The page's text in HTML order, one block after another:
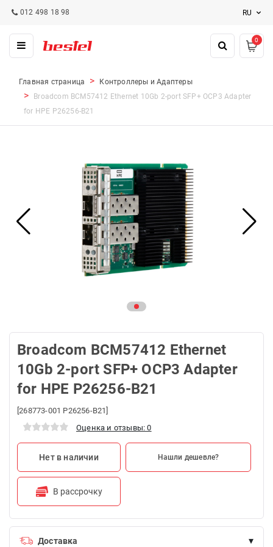
012 498 18 98 RU
0
Главная страница
Контроллеры и Адаптеры
Broadcom BCM57412 Ethernet 10Gb 2‑port SFP+ OCP3 Adapter
for HPE P26256-B21
Broadcom BCM57412 Ethernet
10Gb 2‑port SFP+ OCP3 Adapter
for HPE P26256-B21
[268773-001 P26256-B21]
Оценка и отзывы: 0
Нет в наличии Нашли дешевле?
В рассрочку
Доставка ▾